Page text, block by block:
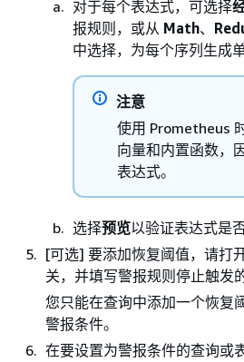
对于每个表达式，可选择
报规则，或从 Math、
中选择，为每个序列生成
注意
使用 Prometheus
向量和内置函数，
表达式。
选择预览以验证表达式是
[可选] 要添加恢复阈值，请打
关，并填写警报规则停止触发
您只能在查询中添加一个恢复
警报条件。
在要设置为警报条件的查询或